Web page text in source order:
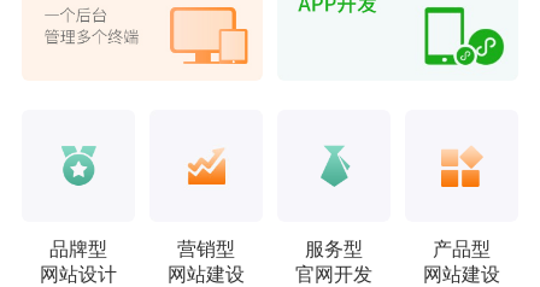
品牌型
网站设计
营销型
网站建设
服务型
官网开发
产品型
网站建设